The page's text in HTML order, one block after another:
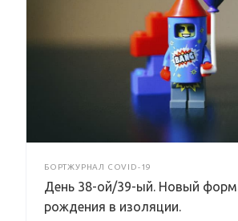
БОРТЖУРНАЛ COVID-19
День 38-ой/39-ый. Новый
рождения в изоляции.